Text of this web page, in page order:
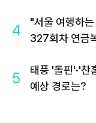
4
"서울 여행하
327회차 연금
5
태풍 '돌핀'·'찬
예상 경로는?